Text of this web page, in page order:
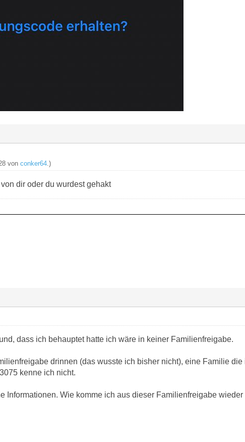
von conker64.)
dir oder du wurdest gehakt
dass ich behauptet hatte ich wäre in keiner Familienfreigabe.
drinnen (das wusste ich bisher nicht), eine Familie die
kenne ich nicht.
Informationen. Wie komme ich aus dieser Familienfreigabe wieder